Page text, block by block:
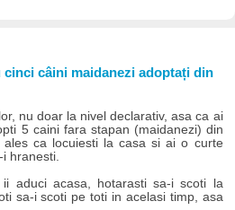
cinci câini maidanezi adoptați din
nu doar la nivel declarativ, asa ca ai
5 caini fara stapan (maidanezi) din
ales ca locuiesti la casa si ai o curte
hranesti.
aduci acasa, hotarasti sa-i scoti la
sa-i scoti pe toti in acelasi timp, asa